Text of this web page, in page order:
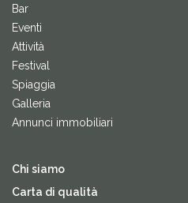
Bar
Eventi
Attività
Festival
Spiaggia
Galleria
Annunci immobiliari
Chi siamo
Carta di qualità